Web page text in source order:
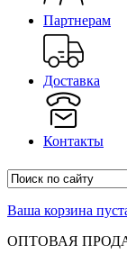
Партнерам
Доставка
Контакты
Ваша корзина
ОПТОВАЯ